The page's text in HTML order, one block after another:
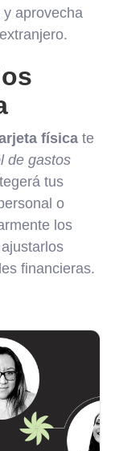
y aprovecha
física te
de gastos
tus
o
los
financieras.